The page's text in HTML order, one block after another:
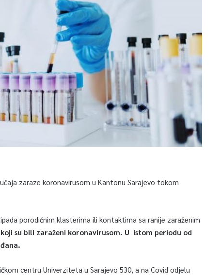
zaraze koronavirusom u Kantonu Sarajevo tokom
porodičnim klasterima ili kontaktima sa ranije zaraženim
su bili zaraženi koronavirusom. U istom periodu od
centru Univerziteta u Sarajevo 530, a na Covid odjelu